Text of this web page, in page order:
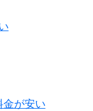
が安い